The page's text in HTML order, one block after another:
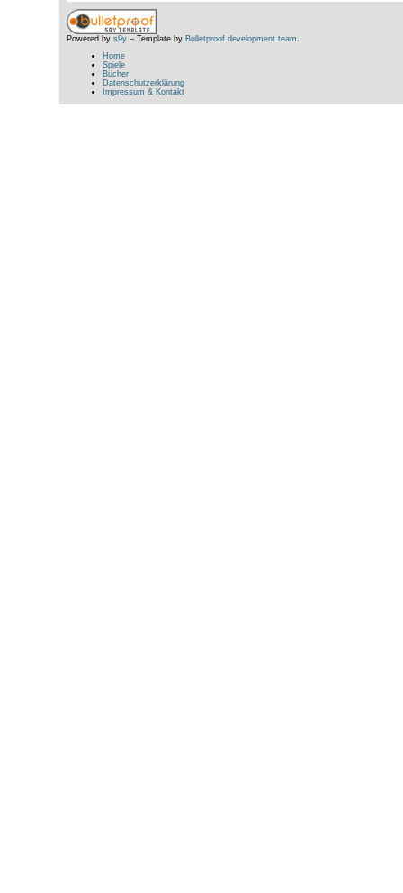
Powered by s9y– Template by Bulletproof development team.
Home
Spiele
Bücher
Datenschutzerklärung
Impressum & Kontakt